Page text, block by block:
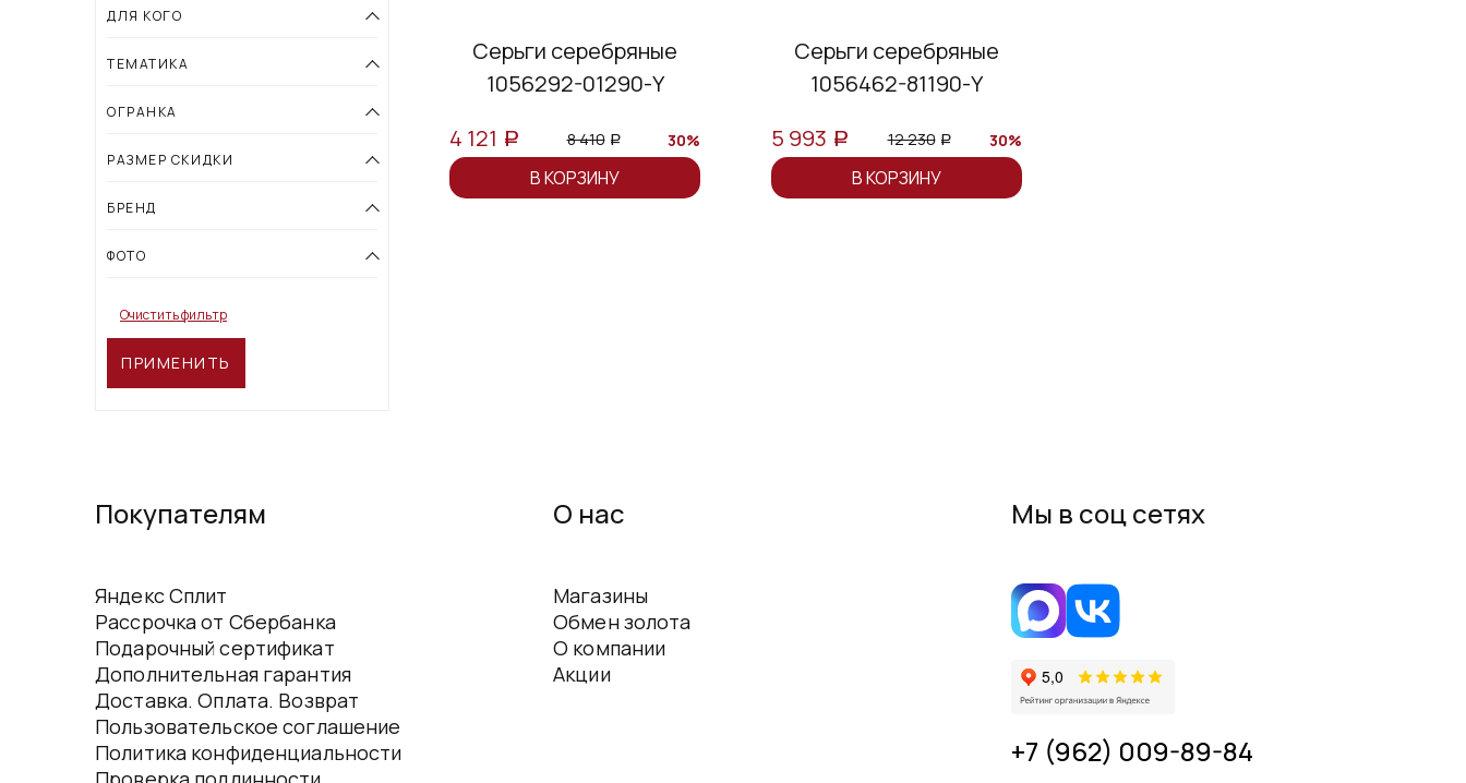
ДЛЯ КОГО
ТЕМАТИКА
ОГРАНКА
РАЗМЕР СКИДКИ
БРЕНД
ФОТО
Очистить фильтр
ПРИМЕНИТЬ
Серьги серебряные
1056292-01290-Y
4 121 a 8 410 a 30%
В КОРЗИНУ
Серьги серебряные
1056462-81190-Y
5 993 a 12 230 a 30%
В КОРЗИНУ
Покупателям
Яндекс Сплит
Рассрочка от Сбербанка
Подарочный сертификат
Дополнительная гарантия
Доставка. Оплата. Возврат
Пользовательское соглашение
Политика конфиденциальности
О нас
Магазины
Обмен золота
О компании
Акции
Мы в соц сетях
+7 (962) 009-89-84